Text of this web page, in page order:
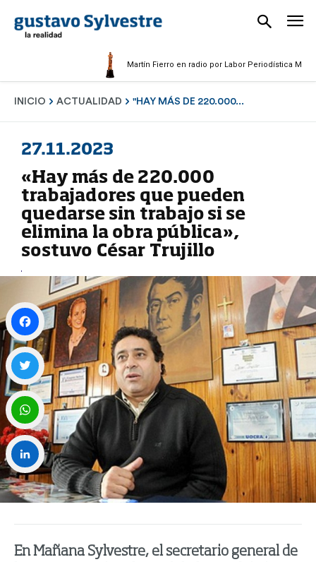
Martín Fierro en radio por Labor Periodística Masculina
INICIO ACTUALIDAD "HAY MÁS DE 220.000...
27.11.2023
«Hay más de 220.000
trabajadores que pueden
quedarse sin trabajo si se
elimina la obra pública»,
sostuvo César Trujillo
En Mañana Sylvestre, el secretario general de
Facebook
Twitter
WhatsApp
LinkedIn